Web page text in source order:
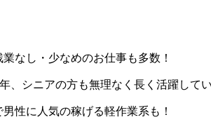
なし・少なめのお仕事も多数！
、シニアの方も無理なく長く活躍してい
性に人気の稼げる軽作業系も！